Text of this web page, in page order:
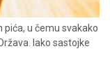
u čemu svakako
Iako sastojke